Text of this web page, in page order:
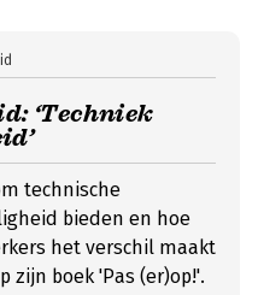
‘Techniek
technische
bieden en hoe
het verschil maakt
boek 'Pas (er)op!'.